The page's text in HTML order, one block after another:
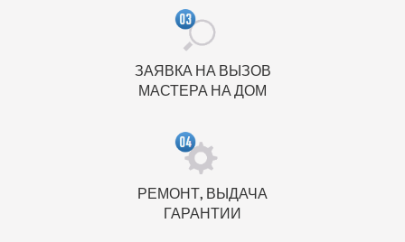
ЗАЯВКА НА ВЫЗОВ
МАСТЕРА НА ДОМ
РЕМОНТ, ВЫДАЧА
ГАРАНТИИ